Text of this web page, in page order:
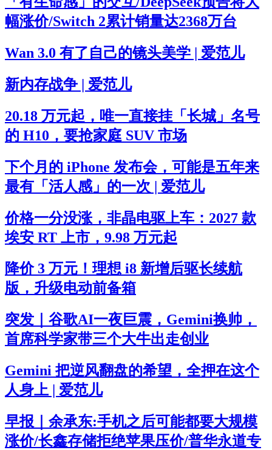
幅涨价/Switch 2累计销量达2368万台
Wan 3.0 有了自己的镜头美学 | 爱范儿
新内存战争 | 爱范儿
20.18 万元起，唯一直接挂「长城」名号
的 H10，要抢家庭 SUV 市场
下个月的 iPhone 发布会，可能是五年来
最有「活人感」的一次 | 爱范儿
价格一分没涨，非晶电驱上车：2027 款
埃安 RT 上市，9.98 万元起
降价 3 万元！理想 i8 新增后驱长续航
版，升级电动前备箱
突发｜谷歌AI一夜巨震，Gemini换帅，
首席科学家带三个大牛出走创业
Gemini 把逆风翻盘的希望，全押在这个
人身上 | 爱范儿
早报｜余承东:手机之后可能都要大规模
涨价/长鑫存储拒绝苹果压价/普华永道专